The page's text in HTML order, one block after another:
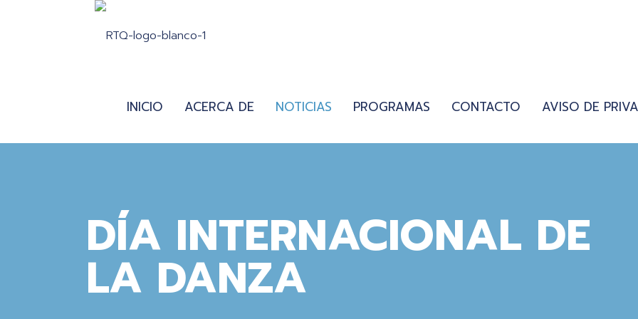
INICIO ACERCA DE NOTICIAS PROGRAMAS CONTACTO AVISO DE
DÍA INTERNACIONAL DE
LA DANZA